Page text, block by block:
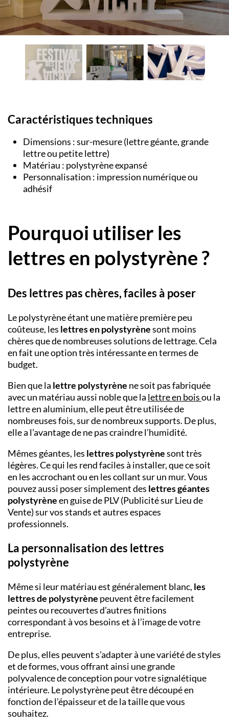
Caractéristiques techniques
Dimensions : sur-mesure (lettre géante, grande
lettre ou petite lettre)
Matériau : polystyrène expansé
Personnalisation : impression numérique ou
adhésif
Pourquoi utiliser les
lettres en polystyrène ?
Des lettres pas chères, faciles à poser
Le polystyrène étant une matière première peu
coûteuse, les lettres en polystyrènesont moins
chères que de nombreuses solutions de lettrage. Cela
en fait une option très intéressante en termes de
budget.
Bien que la lettre polystyrène ne soit pas fabriquée
avec un matériau aussi noble que la lettre en boisou la
lettre en aluminium, elle peut être utilisée de
nombreuses fois, sur de nombreux supports. De plus,
elle a l’avantage de ne pas craindre l’humidité.
Mêmes géantes, les lettres polystyrènesont très
légères. Ce qui les rend faciles à installer, que ce soit
en les accrochant ou en les collant sur un mur. Vous
pouvez aussi poser simplement des lettres géantes
polystyrèneen guise de PLV (Publicité sur Lieu de
Vente) sur vos stands et autres espaces
professionnels.
La personnalisation des lettres
polystyrène
Même si leur matériau est généralement blanc, les
lettres de polystyrène peuvent être facilement
peintes ou recouvertes d’autres finitions
correspondant à vos besoins et à l’image de votre
entreprise.
De plus, elles peuvent s’adapter à une variété de styles
et de formes, vous offrant ainsi une grande
polyvalence de conception pour votre signalétique
intérieure. Le polystyrène peut être découpé en
fonction de l’épaisseur et de la taille que vous
souhaitez.